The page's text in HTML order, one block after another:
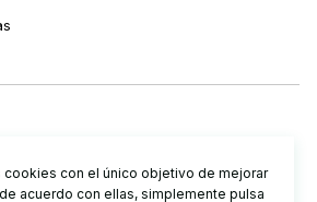
cookies con el único objetivo de mejorar
acuerdo con ellas, simplemente pulsa